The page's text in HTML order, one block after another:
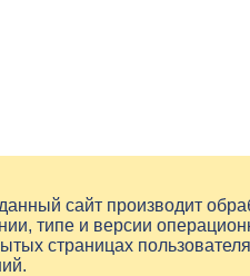
сайт производит
типе и версии
страницах